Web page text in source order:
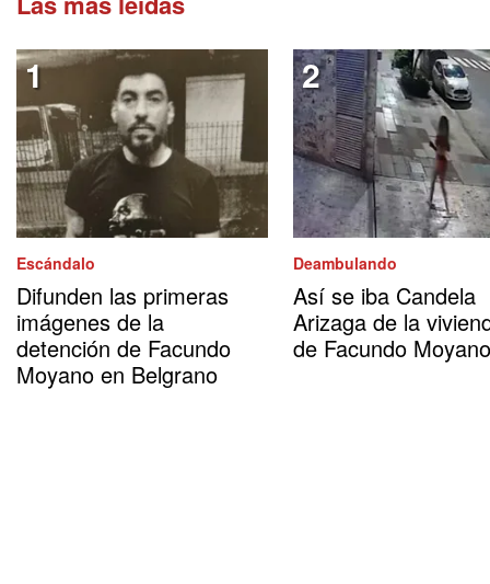
Escándalo
Difunden las primeras
imágenes de la
detención de Facundo
Moyano en Belgrano
Deambulando
Así se iba Candela
Arizaga de la
de Facundo Moyano